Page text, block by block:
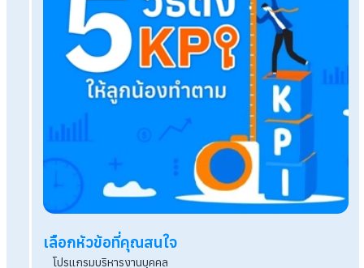
แนวคิดการทำงานแบบ Agile คืออะไร มีข้อดี ข้อเสีย
บ้าง
ความสำคัญของการตรวจสอบประวัติอาชญากรร